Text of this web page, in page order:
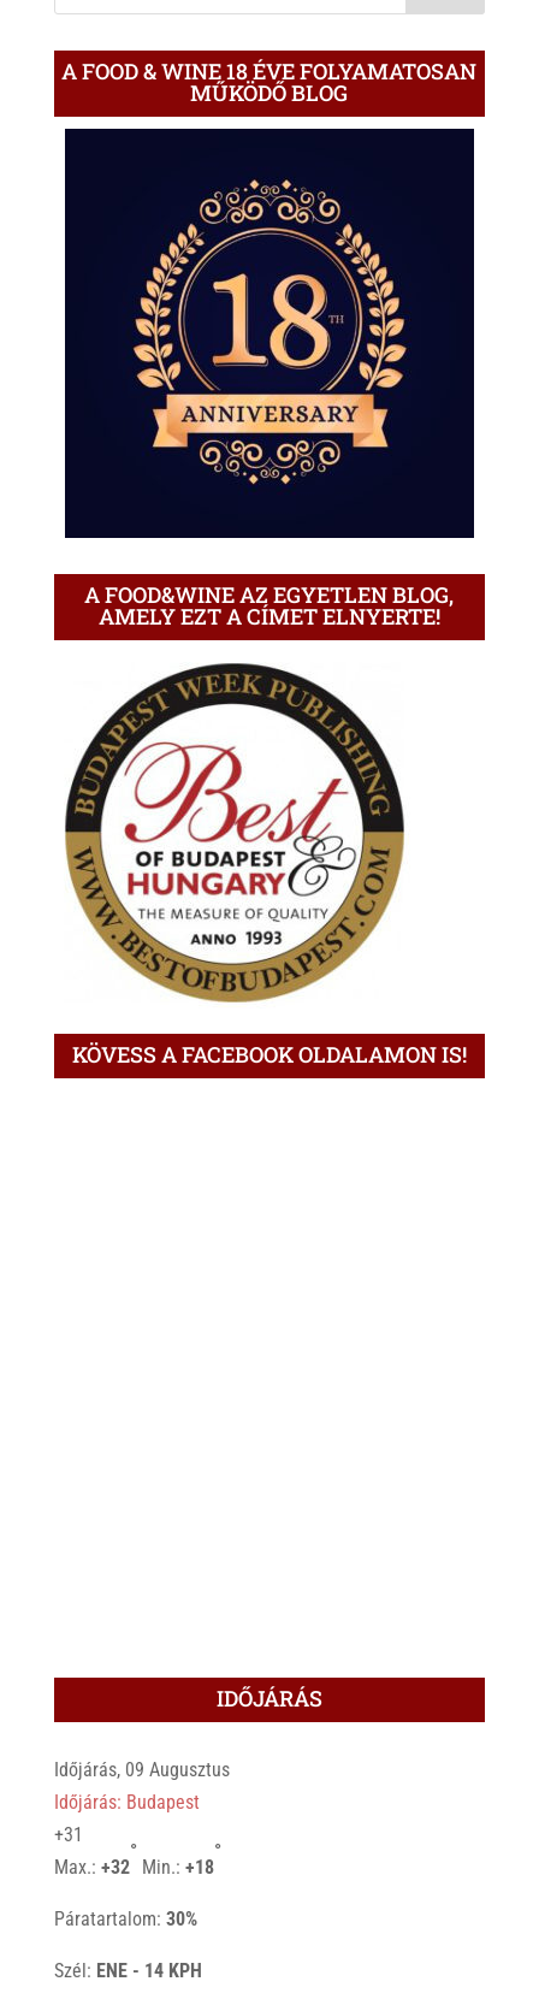
A FOOD & WINE 18 ÉVE FOLYAMATOSAN
MŰKÖDŐ BLOG
A FOOD&WINE AZ EGYETLEN BLOG,
AMELY EZT A CÍMET ELNYERTE!
KÖVESS A FACEBOOK OLDALAMON IS!
IDŐJÁRÁS
Időjárás, 09 Augusztus
Időjárás: Budapest
+31
Max.: +32
°
Min.: +18
°
Páratartalom: 30%
Szél: ENE - 14 KPH